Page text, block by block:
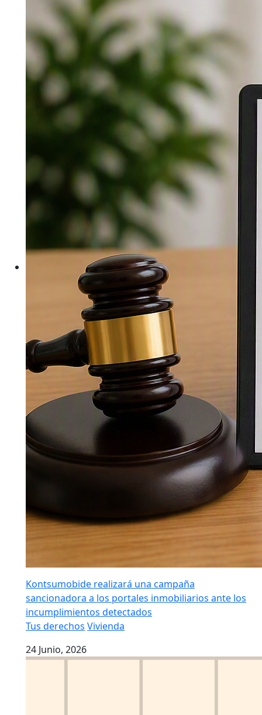
Kontsumobide realizará una campaña
sancionadora a los portales inmobiliarios ante los
incumplimientos detectados
Tus derechos Vivienda
24 Junio, 2026